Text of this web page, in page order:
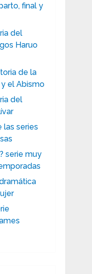
final y
del
Haruo
de la
el Abismo
del
las series
serie muy